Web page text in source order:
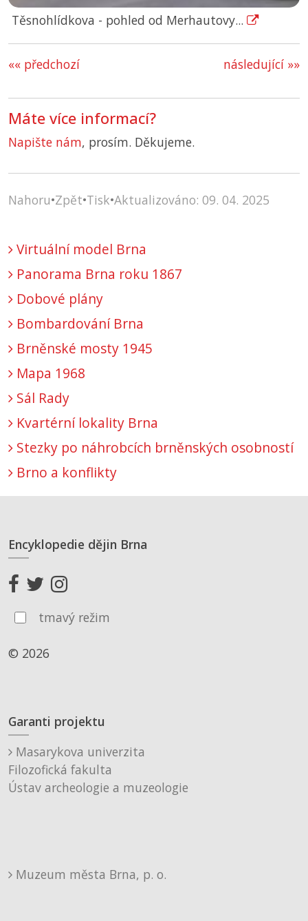
Těsnohlídkova - pohled od Merhautovy...
«« předchozí následující »»
Máte více informací?
Napište nám, prosím. Děkujeme.
Nahoru•Zpět•Tisk•Aktualizováno: 09. 04. 2025
Virtuální model Brna
Panorama Brna roku 1867
Dobové plány
Bombardování Brna
Brněnské mosty 1945
Mapa 1968
Sál Rady
Kvartérní lokality Brna
Stezky po náhrobcích brněnských osobností
Brno a konflikty
Encyklopedie dějin Brna
tmavý režim
© 2026
Garanti projektu
Masarykova univerzita
Filozofická fakulta
Ústav archeologie a muzeologie
Muzeum města Brna, p. o.